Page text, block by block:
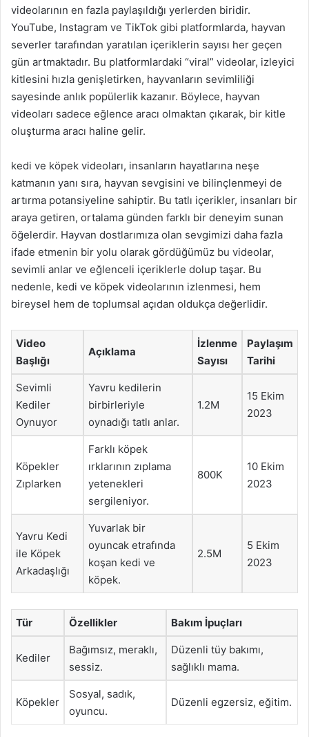
videolarının en fazla paylaşıldığı yerlerden biridir.
YouTube, Instagram ve TikTok gibi platformlarda, hayvan
severler tarafından yaratılan içeriklerin sayısı her geçen
gün artmaktadır. Bu platformlardaki “viral” videolar, izleyici
kitlesini hızla genişletirken, hayvanların sevimliliği
sayesinde anlık popülerlik kazanır. Böylece, hayvan
videoları sadece eğlence aracı olmaktan çıkarak, bir kitle
oluşturma aracı haline gelir.
kedi ve köpek videoları, insanların hayatlarına neşe
katmanın yanı sıra, hayvan sevgisini ve bilinçlenmeyi de
artırma potansiyeline sahiptir. Bu tatlı içerikler, insanları bir
araya getiren, ortalama günden farklı bir deneyim sunan
öğelerdir. Hayvan dostlarımıza olan sevgimizi daha fazla
ifade etmenin bir yolu olarak gördüğümüz bu videolar,
sevimli anlar ve eğlenceli içeriklerle dolup taşar. Bu
nedenle, kedi ve köpek videolarının izlenmesi, hem
bireysel hem de toplumsal açıdan oldukça değerlidir.
Video
Başlığı
Açıklama
İzlenme
Sayısı
Paylaşım
Tarihi
Sevimli
Kediler
Oynuyor
Yavru kedilerin
birbirleriyle
oynadığı tatlı anlar.
1.2M
15 Ekim
2023
Köpekler
Zıplarken
Farklı köpek
ırklarının zıplama
yetenekleri
sergileniyor.
800K
10 Ekim
2023
Yavru Kedi
ile Köpek
Arkadaşlığı
Yuvarlak bir
oyuncak etrafında
koşan kedi ve
köpek.
2.5M
5 Ekim
2023
Tür Özellikler Bakım İpuçları
Kediler
Bağımsız, meraklı,
sessiz.
Düzenli tüy bakımı,
sağlıklı mama.
Köpekler
Sosyal, sadık,
oyuncu.
Düzenli egzersiz, eğitim.